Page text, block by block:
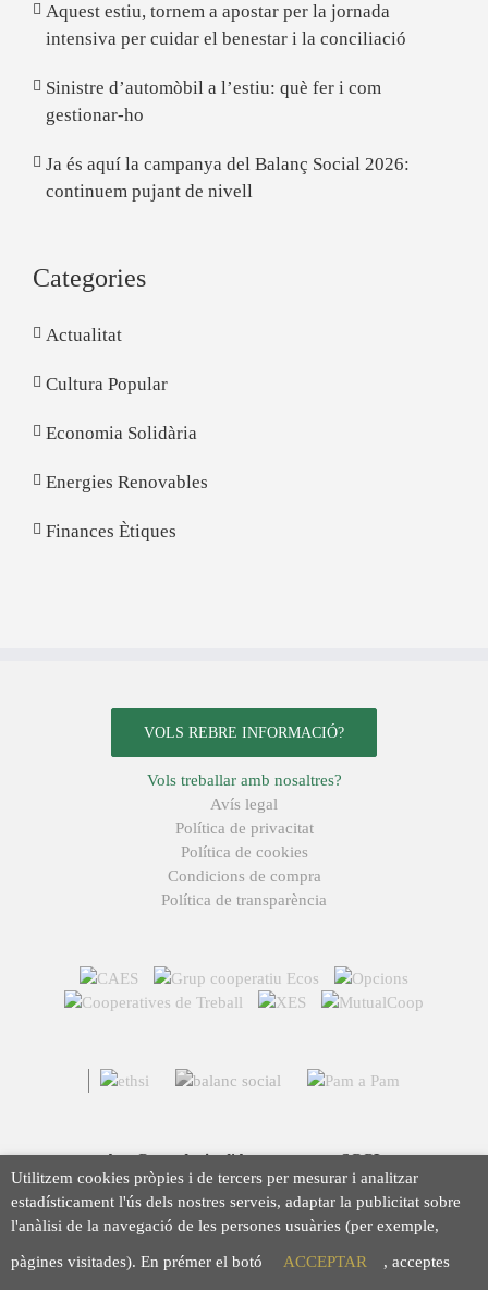
Aquest estiu, tornem a apostar per la jornada
intensiva per cuidar el benestar i la conciliació
Sinistre d’automòbil a l’estiu: què fer i com
gestionar-ho
Ja és aquí la campanya del Balanç Social 2026:
continuem pujant de nivell
Categories
Actualitat
Cultura Popular
Economia Solidària
Energies Renovables
Finances Ètiques
VOLS REBRE INFORMACIÓ?
Vols treballar amb nosaltres?
Avís legal
Política de privacitat
Política de cookies
Condicions de compra
Política de transparència
Arç Corredoria d'Assegurances, SCCL
Casp 43, 08010 Barcelona
93 423 46 02
info@arc.coop
Utilitzem cookies pròpies i de tercers per mesurar i analitzar
estadísticament l'ús dels nostres serveis, adaptar la publicitat sobre
l'anàlisi de la navegació de les persones usuàries (per exemple,
pàgines visitades). En prémer el botó ACCEPTAR , acceptes